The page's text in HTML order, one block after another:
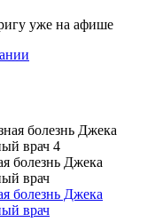
уже на афише
болезнь Джека
врач
болезнь Джека
врач